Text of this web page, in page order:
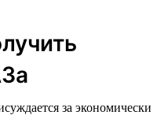
за экономически